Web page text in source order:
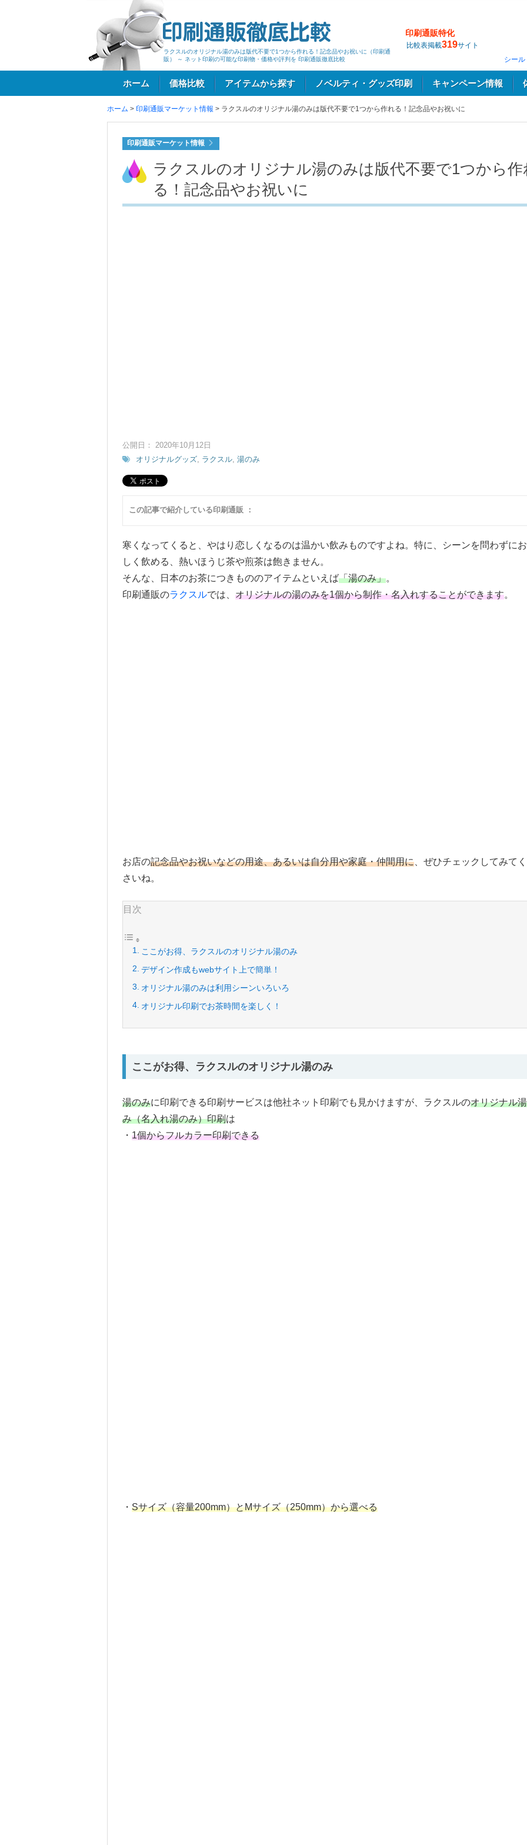
ラクスルのオリジナル湯のみは版代不要で1つから作れる！記念品やお祝いに（印刷通
販） ～ ネット印刷の可能な印刷物・価格や評判を 印刷通販徹底比較
印刷通販特化
比較表掲載319サイト
シー
ホーム 価格比較 アイテムから探す ノベルティ・グッズ印刷 キャンペーン情報
ホーム > 印刷通販マーケット情報 > ラクスルのオリジナル湯のみは版代不要で1つから作れる！記念品やお祝いに
印刷通販マーケット情報
ラクスルのオリジナル湯のみは版代不要で1つから作
る！記念品やお祝いに
公開日： 2020年10月12日
オリジナルグッズ, ラクスル,湯のみ
この記事で紹介している印刷通販 ：
寒くなってくると、やはり恋しくなるのは温かい飲みものですよね。特に、シーンを問わずに
しく飲める、熱いほうじ茶や煎茶は飽きません。
そんな、日本のお茶につきもののアイテムといえば「湯のみ」。
印刷通販のラクスルでは、 オリジナルの湯のみを1個から制作・名入れすることができます。
お店の記念品やお祝いなどの用途、あるいは自分用や家庭・仲間用に 、ぜひチェックしてみて
さいね。
目次
ここがお得、ラクスルのオリジナル湯のみ
デザイン作成もwebサイト上で簡単！
オリジナル湯のみは利用シーンいろいろ
オリジナル印刷でお茶時間を楽しく！
ここがお得、ラクスルのオリジナル湯のみ
湯のみに印刷できる印刷サービスは他社ネット印刷でも見かけますが、ラクスルのオリジナル
み（名入れ湯のみ）印刷は
・ 1個からフルカラー印刷できる
・ Sサイズ（容量200mm）とMサイズ（250mm）から選べる